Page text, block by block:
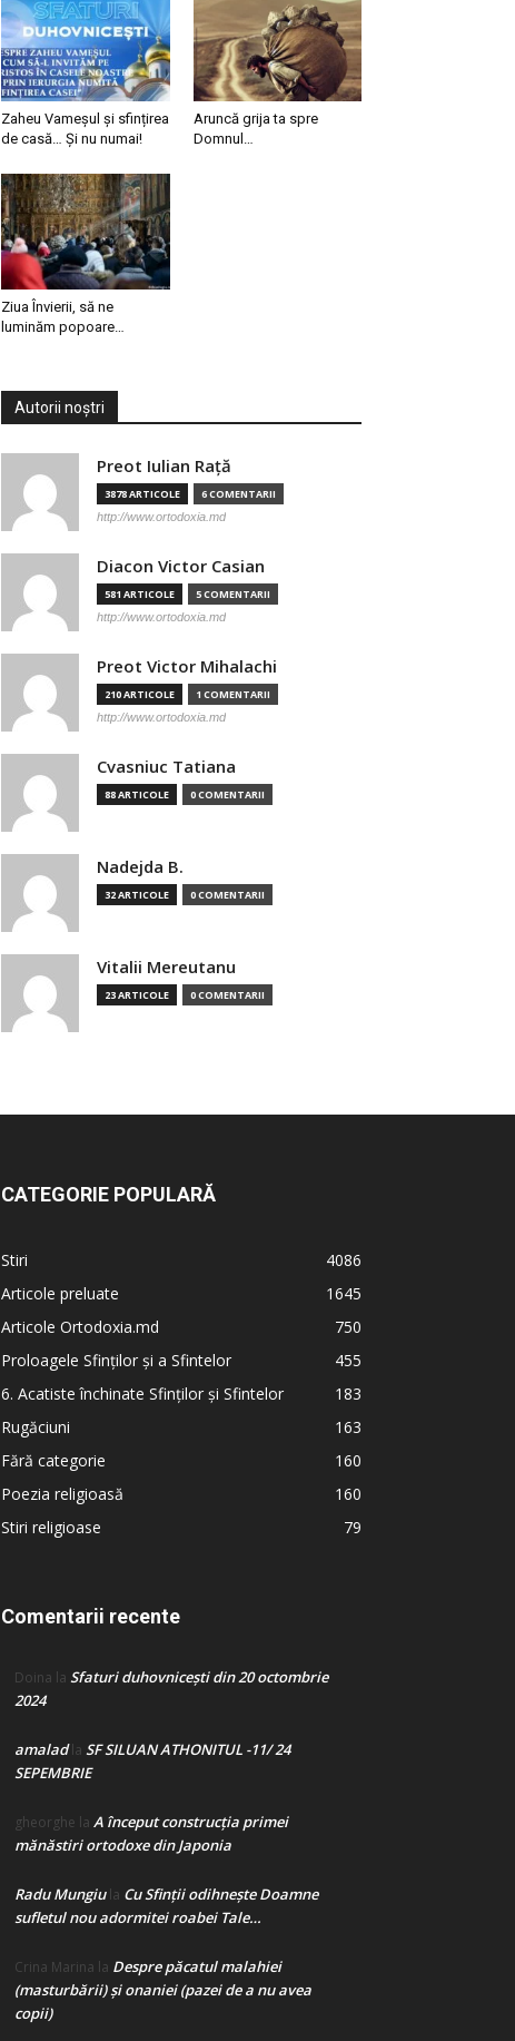
Zaheu Vameșul și sfințirea
de casă… Și nu numai!
Aruncă grija ta spre
Domnul…
Ziua Învierii, să ne
luminăm popoare…
Autorii noștri
Preot Iulian Raţă
3878 ARTICOLE 6 COMENTARII
http://www.ortodoxia.md
Diacon Victor Casian
581 ARTICOLE 5 COMENTARII
http://www.ortodoxia.md
Preot Victor Mihalachi
210 ARTICOLE 1 COMENTARII
http://www.ortodoxia.md
Cvasniuc Tatiana
88 ARTICOLE 0 COMENTARII
Nadejda B.
32 ARTICOLE 0 COMENTARII
Vitalii Mereutanu
23 ARTICOLE 0 COMENTARII
CATEGORIE POPULARĂ
Stiri
4086
Articole preluate
1645
Articole Ortodoxia.md
750
Proloagele Sfinților și a Sfintelor
455
6. Acatiste închinate Sfinților și Sfintelor
183
Rugăciuni
163
Fără categorie
160
Poezia religioasă
160
Stiri religioase
79
Comentarii recente
Doina la Sfaturi duhovnicești din 20 octombrie
2024
amaladla SF SILUAN ATHONITUL -11/ 24
SEPEMBRIE
gheorghe la A început construcţia primei
mănăstiri ortodoxe din Japonia
Radu Mungiula Cu Sfinții odihnește Doamne
sufletul nou adormitei roabei Tale…
Crina Marina la Despre păcatul malahiei
(masturbării) şi onaniei (pazei de a nu avea
copii)